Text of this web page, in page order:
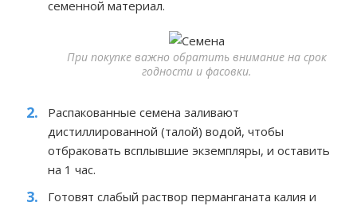
семенной материал.
При покупке важно обратить внимание на срок
годности и фасовки.
Распакованные семена заливают
дистиллированной (талой) водой, чтобы
отбраковать всплывшие экземпляры, и оставить
на 1 час.
Готовят слабый раствор перманганата калия и